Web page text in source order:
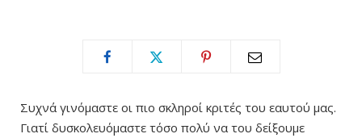
Συχνά γινόμαστε οι πιο σκληροί κριτές του εαυτού μας.
Γιατί δυσκολευόμαστε τόσο πολύ να του δείξουμε